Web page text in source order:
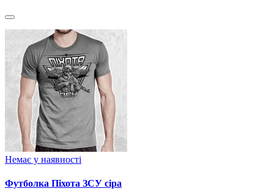
Немає у наявності
Футболка Піхота ЗСУ сіра